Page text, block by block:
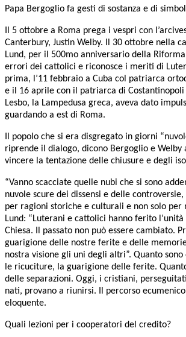
Papa Bergoglio fa gesti di sostanza e di
Il 5 ottobre a Roma prega i vespri con
Canterbury, Justin Welby. Il 30 ottobre nella
Lund, per il 500mo anniversario della
errori dei cattolici e riconosce i meriti di
prima, l’11 febbraio a Cuba col patriarca
e il 16 aprile con il patriarca di
Lesbo, la Lampedusa greca, aveva dato
guardando a est di Roma.
Il popolo che si era disgregato in giorni
riprende il dialogo, dicono Bergoglio e Welby
vincere la tentazione delle chiusure e degli
“Vanno scacciate quelle nubi che si sono
nuvole scure dei dissensi e delle
per ragioni storiche e culturali e non solo per
Lund: “Luterani e cattolici hanno ferito
Chiesa. Il passato non può essere cambiato.
guarigione delle nostre ferite e delle
nostra visione gli uni degli altri”. Quanto
le ricuciture, la guarigione delle ferite.
delle separazioni. Oggi, i cristiani,
nati, provano a riunirsi. Il percorso
eloquente.
Quali lezioni per i cooperatori del credito?